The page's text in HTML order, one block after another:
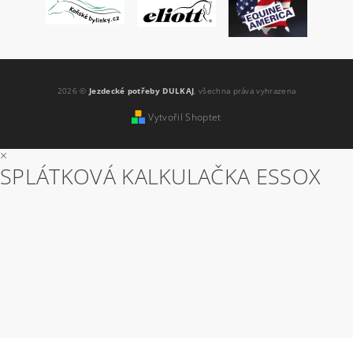
2026 © Jezdecké potřeby DULKAJ, všechna práva vyhrazena
Vytvořil Shoptet
×
SPLÁTKOVÁ KALKULAČKA ESSOX